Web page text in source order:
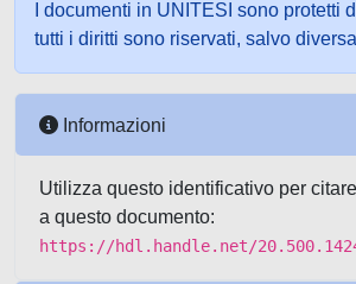
I documenti in UNITESI sono protetti
tutti i diritti sono riservati, salvo
Informazioni
Utilizza questo identificativo per
a questo documento:
https://hdl.handle.net/